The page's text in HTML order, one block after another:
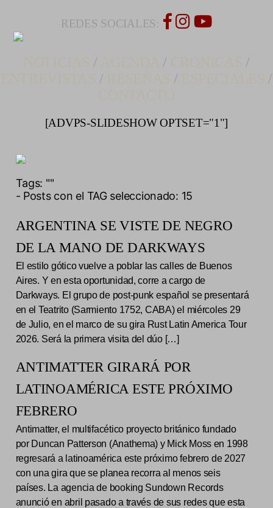
REDES SOCIALES:
/ /
/
/ /
/
[ADVPS-SLIDESHOW OPTSET="1"]
Tags: ""
- Posts con el TAG seleccionado: 15
ARGENTINA SE VISTE DE NEGRO
DE LA MANO DE DARKWAYS
El estilo gótico vuelve a poblar las calles de Buenos
Aires. Y en esta oportunidad, corre a cargo de
Darkways. El grupo de post-punk español se presentará
en el Teatrito (Sarmiento 1752, CABA) el miércoles 29
de Julio, en el marco de su gira Rust Latin America Tour
2026. Será la primera visita del dúo […]
ANTIMATTER GIRARÁ POR
LATINOAMÉRICA ESTE PRÓXIMO
FEBRERO
Antimatter, el multifacético proyecto británico fundado
por Duncan Patterson (Anathema) y Mick Moss en 1998
regresará a latinoamérica este próximo febrero de 2027
con una gira que se planea recorra al menos seis
países. La agencia de booking Sundown Records
anunció en abril pasado a través de sus redes que esta